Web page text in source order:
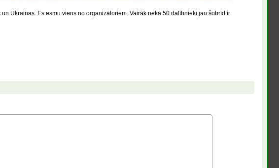
Ukrainas. Es esmu viens no organizātoriem. Vairāk nekā 50 dalībnieki jau šobrīd ir